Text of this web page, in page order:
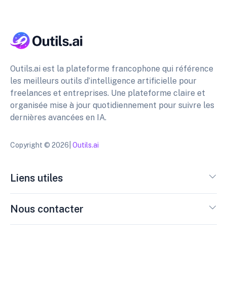
Outils.ai est la plateforme francophone qui référence
les meilleurs outils d’intelligence artificielle pour
freelances et entreprises. Une plateforme claire et
organisée mise à jour quotidiennement pour suivre les
dernières avancées en IA.
Copyright © 2026| Outils.ai
Liens utiles
Nous contacter